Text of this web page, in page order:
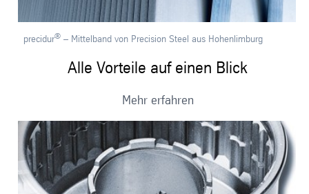
precidur®– Mittelband von Precision Steel aus Hohenlimburg
Alle Vorteile auf einen Blick
Mehr erfahren